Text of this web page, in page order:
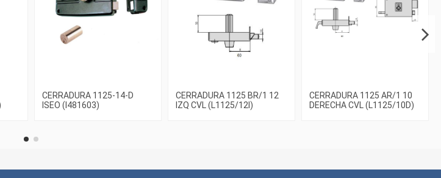
CERRADURA 1125-14-D
ISEO (I481603)
CERRADURA 1125 BR/1 12
IZQ CVL (L1125/12I)
CERRADURA 1125 AR/1 10
DERECHA CVL (L1125/10D)